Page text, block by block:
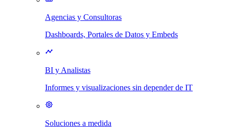
Agencias y Consultoras
Dashboards, Portales de Datos y Embeds
BI y Analistas
Informes y visualizaciones sin depender de IT
Soluciones a medida